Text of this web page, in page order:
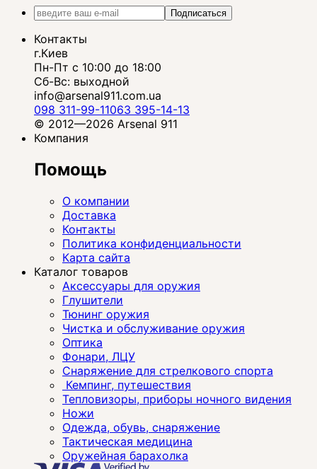
Подписаться
Контакты
г.Киев
Пн-Пт с 10:00 до 18:00
Сб-Вс: выходной
info@arsenal911.com.ua
098 311-99-11063 395-14-13
© 2012—2026 Arsenal 911
Компания
Помощь
О компании
Доставка
Контакты
Политика конфиденциальности
Карта сайта
Каталог товаров
Аксессуары для оружия
Глушители
Тюнинг оружия
Чистка и обслуживание оружия
Оптика
Фонари, ЛЦУ
Снаряжение для стрелкового спорта
Кемпинг, путешествия
Тепловизоры, приборы ночного видения
Ножи
Одежда, обувь, снаряжение
Тактическая медицина
Оружейная барахолка